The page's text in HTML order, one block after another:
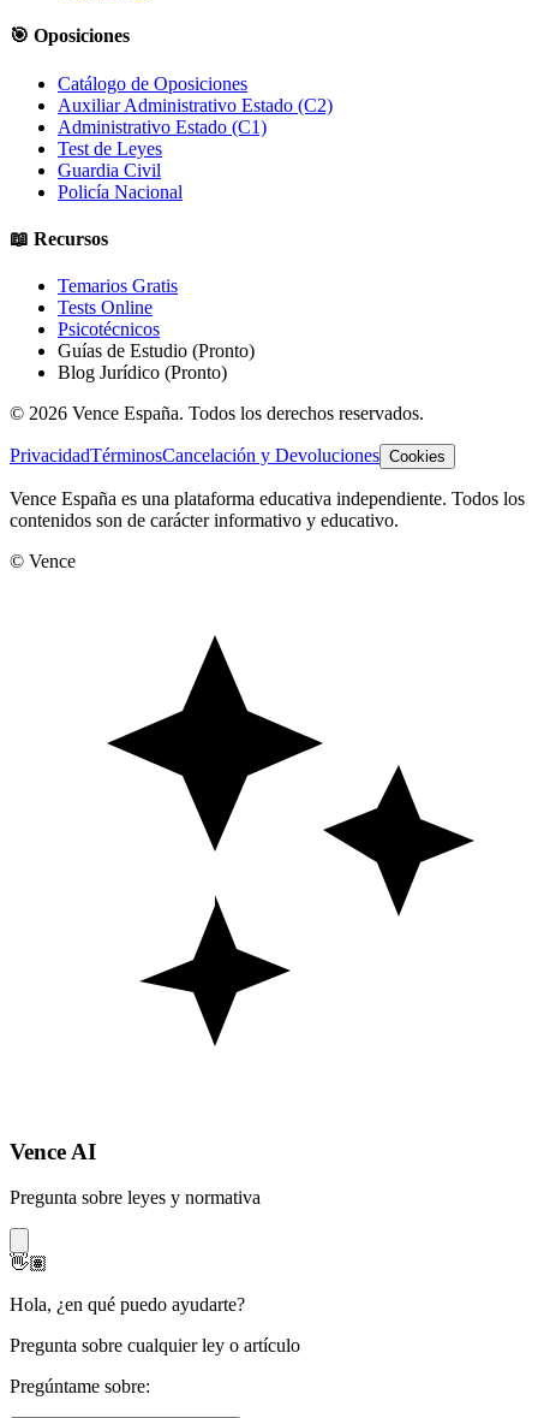
🎯 Oposiciones
Catálogo de Oposiciones
Auxiliar Administrativo Estado (C2)
Administrativo Estado (C1)
Test de Leyes
Guardia Civil
Policía Nacional
📖 Recursos
Temarios Gratis
Tests Online
Psicotécnicos
Guías de Estudio (Pronto)
Blog Jurídico (Pronto)
© 2026 Vence España. Todos los derechos reservados.
PrivacidadTérminosCancelación y Devoluciones Cookies
Vence España es una plataforma educativa independiente. Todos los
contenidos son de carácter informativo y educativo.
© Vence
Vence AI
Pregunta sobre leyes y normativa
👋🏽
Hola, ¿en qué puedo ayudarte?
Pregunta sobre cualquier ley o artículo
Pregúntame sobre: